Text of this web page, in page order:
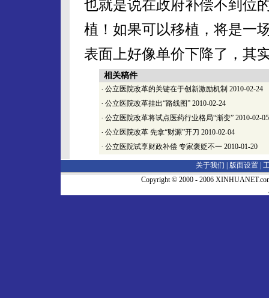
也就是说在政府补偿不到位
植！如果可以移植，将是一
表面上好像单价下降了，其
相关稿件
· 公立医院改革的关键在于创新激励机制 2010-02-24
· 公立医院改革挂出“路线图” 2010-02-24
· 公立医院改革将试点医药行业格局“渐变” 2010-02-05
· 公立医院改革 先拿“财源”开刀 2010-02-04
· 公立医院试享财政补偿 专家褒贬不一 2010-01-20
关于我们 | 版面设置
Copyright © 2000 - 2006